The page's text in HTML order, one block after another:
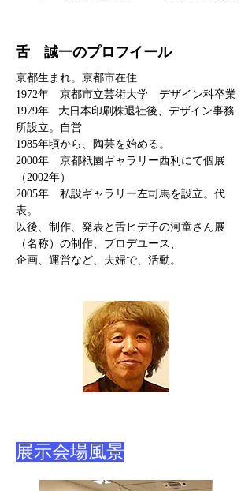
​​舌 誠一のプロフイール
京都生まれ。京都市在住
1972年 京都市立芸術大学 デザイン科卒業
1979年 大日本印刷株退社後、デザイン事務
所設立。自営
1985年頃から、陶芸を始める。
2000年 京都祇園ギャラリー西利にて個展
（2002年）
2005年 私設ギャラリー左司馬を設立。代
表。
以後、制作、発表と舌ヒデ子の河童さん展
（名称）の制作、プロデユース、
​企画、運営など、夫婦で、活動。
​展示会場風景